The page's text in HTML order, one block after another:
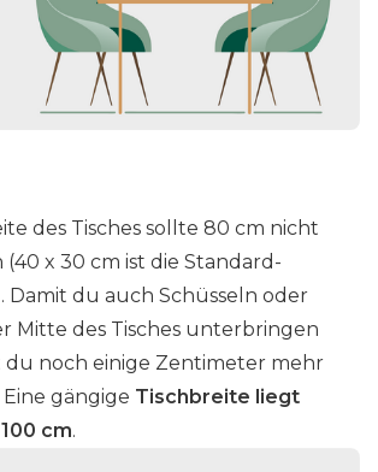
des Tisches sollte 80 cm nicht
x 30 cm ist die Standard-
Damit du auch Schüsseln oder
Mitte des Tisches unterbringen
du noch einige Zentimeter mehr
gängige Tischbreite liegt
cm.